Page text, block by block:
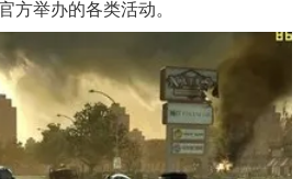
方举办的各类活动。